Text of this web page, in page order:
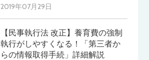
2019年07月29日
【民事執行法 改正】養育費の強制
執行がしやすくなる！「第三者か
らの情報取得手続」詳細解説